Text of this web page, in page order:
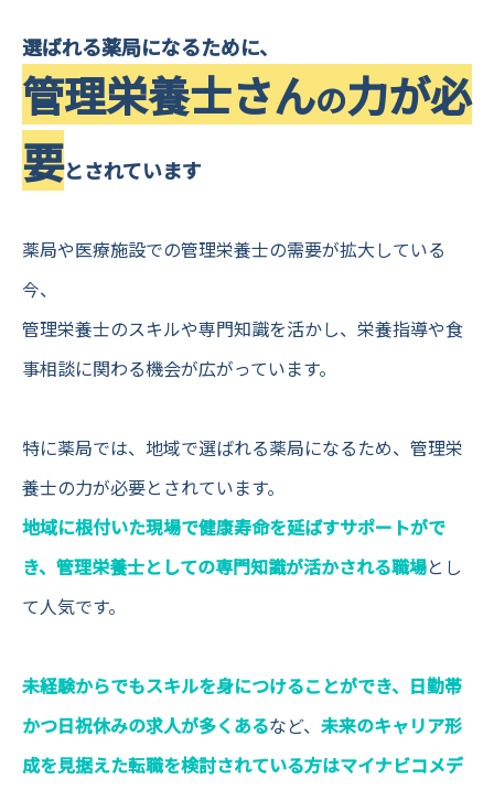
選ばれる薬局になるために、
管理栄養士さんの力が必
要とされています
薬局や医療施設での管理栄養士の需要が拡大している
今、
管理栄養士のスキルや専門知識を活かし、栄養指導や食
事相談に関わる機会が広がっています。
特に薬局では、地域で選ばれる薬局になるため、管理栄
養士の力が必要とされています。
地域に根付いた現場で健康寿命を延ばすサポートがで
き、管理栄養士としての専門知識が活かされる職場とし
て人気です。
未経験からでもスキルを身につけることができ、日勤帯
かつ日祝休みの求人が多くあるなど、 未来のキャリア形
成を見据えた転職を検討されている方はマイナビコメデ